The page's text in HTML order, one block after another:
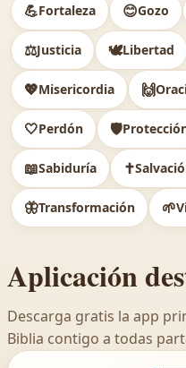
💪Fortaleza 😊Gozo
⚖️Justicia 🕊Libertad
💖Misericordia 🙌
🤍Perdón 🛡️
📖Sabiduría ✝️
🦋Transformación 🌱
Aplicación
Descarga gratis la app
Biblia contigo a todas